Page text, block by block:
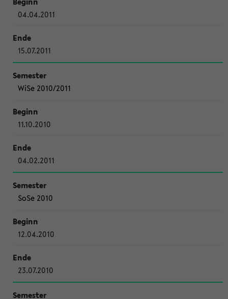
04.04.2011
15.07.2011
WiSe 2010/2011
11.10.2010
04.02.2011
SoSe 2010
12.04.2010
23.07.2010